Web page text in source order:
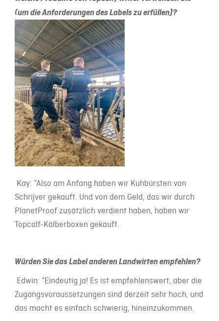
(um die Anforderungen des Labels zu erfüllen)?
Kay: “Also am Anfang haben wir Kuhbürsten von
Schrijver gekauft. Und von dem Geld, das wir durch
PlanetProof zusätzlich verdient haben, haben wir
Topcalf-Kälberboxen gekauft.
Würden Sie das Label anderen Landwirten empfehlen?
Edwin: “Eindeutig ja! Es ist empfehlenswert, aber die
Zugangsvoraussetzungen sind derzeit sehr hoch, und
das macht es einfach schwierig, hineinzukommen.